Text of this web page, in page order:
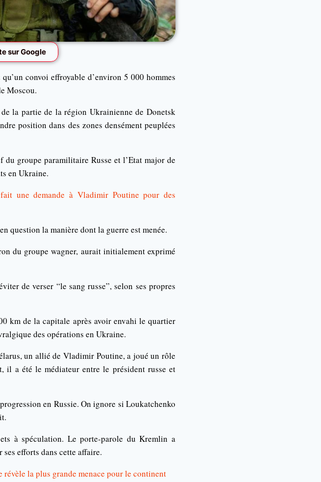
sur Google
convoi effroyable d’environ 5 000 hommes
Moscou.
la partie de la région Ukrainienne de Donetsk
position dans des zones densément peuplées
groupe paramilitaire Russe et l’Etat major de
en Ukraine.
une demande à Vladimir Poutine pour des
question la manière dont la guerre est menée.
du groupe wagner, aurait initialement exprimé
de verser “le sang russe”, selon ses propres
km de la capitale après avoir envahi le quartier
des opérations en Ukraine.
un allié de Vladimir Poutine, a joué un rôle
il a été le médiateur entre le président russe et
en Russie. On ignore si Loukatchenko
à spéculation. Le porte-parole du Kremlin a
efforts dans cette affaire.
la plus grande menace pour le continent